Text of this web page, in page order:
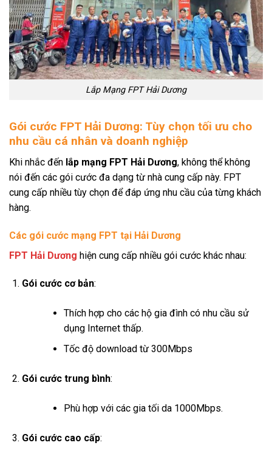
Lắp Mạng FPT Hải Dương
Gói cước FPT Hải Dương: Tùy chọn tối ưu cho
nhu cầu cá nhân và doanh nghiệp
Khi nhắc đến lắp mạng FPT Hải Dương, không thể không
nói đến các gói cước đa dạng từ nhà cung cấp này. FPT
cung cấp nhiều tùy chọn để đáp ứng nhu cầu của từng khách
hàng.
Các gói cước mạng FPT tại Hải Dương
FPT Hải Dương hiện cung cấp nhiều gói cước khác nhau:
Gói cước cơ bản:
Thích hợp cho các hộ gia đình có nhu cầu sử
dụng Internet thấp.
Tốc độ download từ 300Mbps
Gói cước trung bình:
Phù hợp với các gia tối da 1000Mbps.
Gói cước cao cấp: